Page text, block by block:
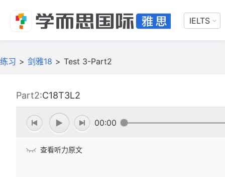
IELTS
练习 > 剑雅18 > Test 3-Part2
Part2:C18T3L2
00:00
查看听力原文